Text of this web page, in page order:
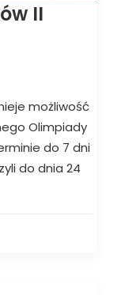
II
możliwość
Olimpiady
do 7 dni
do dnia 24